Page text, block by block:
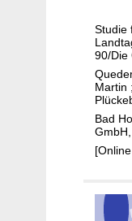
t
i
o
n
e
n
i
T
t
l
i
c
h
e
n
A
v
o
n
n
e
u
e
T
e
n
d
e
c
k
e
Studie
90/Die
Martin ;
Bad